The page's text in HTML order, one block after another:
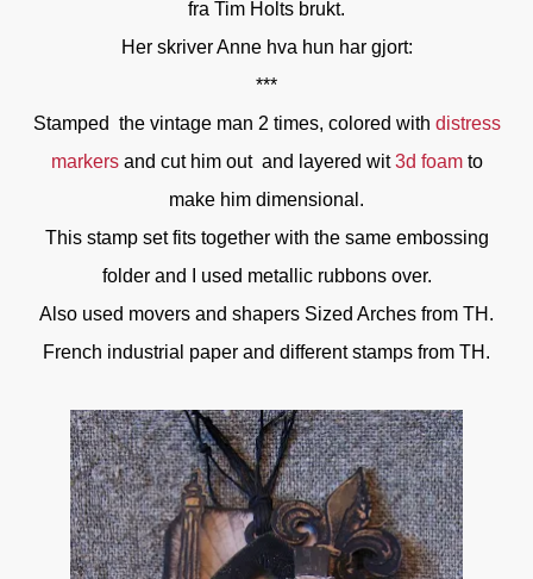
fra Tim Holts brukt.
Her skriver Anne hva hun har gjort:
***
Stamped the vintage man 2 times, colored with distress
markersand cut him out and layered wit3d foam to
make him dimensional.
This stamp set fits together with the same embossing
folder and I used metallic rubbons over.
Also used movers and shapers Sized Arches from TH.
French industrial paper and different stamps from TH.